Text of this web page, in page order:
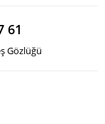
61
Gözlüğü